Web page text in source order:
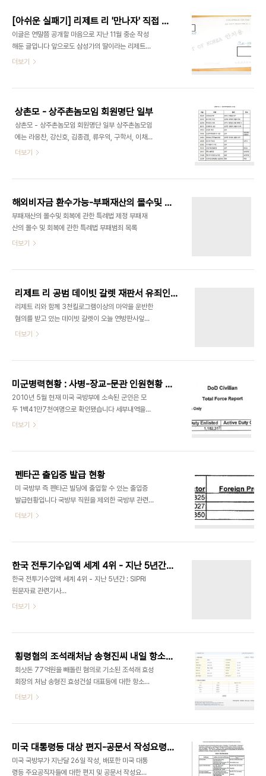
심이 있을 경우 언..
[아쉬운 실패기] 리제트 리 '만나자' 직접 연락 불구, 구치소 인터뷰 끝내 무산
이글은 연말쯤 공개할 마음으로 지난 11월 중순 작성
해둔 글입니다 앞으로도 삼성가의 딸이라는 리제트
리의 주장이 과연 진실인지 거짓인지 계속 밝힐 것을
http://andocu.tistory.com/3264 녹십자,
IMF때 '시설재산다' 외화조달뒤 로열패밀리 지원 -
재경원 신고서류등 발견 [다운로드]
http://andocu.tistory.com/3271 루비니교수
집샀다 : 3개월전 9월 1일 가계약뒤 12월 3일 매입
http://andocu.tistory.com/3276 녹십자 위조
걸 고려..
더보기
상촌모 - 상주촌놈모임 회원명단 일부
상촌모 - 상주촌놈모임 회원명단 일부 상주촌놈모임
에는 라응찬, 강신호, 김종겸, 류우익, 구학서, 이채
욱, 오해석, 김종태, 김건호, 이성규, 강덕수, 이희범,
더보기
해외비자금 환수가능-부패재산의 몰수및 회복에 관한 특례법 [법안전문]
부패재산의 몰수및 회복에 관한 특례법 제정 부패재
산의 몰수 및 회복에 관한 특례법 부패범죄 목록
더보기
리제트 리 공범 데이빗 갈렛 재판서 유죄인정
리제트 리와 함께 3천킬로그램이상의 마약을 운반한
혐의를 받고 있는 데이빗 갈렛이 오늘 연방판사앞에
서 유죄를 인정했습니다 데이빗 갈렛은 연방검사와
제트 리에게 매회 5만달러에서 6만달러를 주고 전세
기를 이용, 마약을 운반하게 한 혐의를 받고 있습니다
데이빗 갈렛은 현행법상 최소 10년에서 최고 종신형
을 받을 수 있지만 검찰과 유죄인정교섭에 합의했으
므로 형량이 크게 줄어 10년정도의 실형을 언도받을
럼부스지역 기자들뿐 아니라 미국 유력지에서도 콜
가 이병철 전 삼성회..
더보기
미군병력현황 : 사병-장교-문관 인원현황 2010년 5월현재
2010년 5월 현재 미국 국방부에 소속된 군인은 모
두 1백41만7천여명으로 확인됐습니다 세부내역을
보면 사병은 모두 1백11만8천여명이며 준사관을 포
더보기
펜타곤 출입증 발급 현황
미 국방부 즉 펜타곤 빌딩에 출입할 수 있는 출입증
발급현황입니다 국방부 직원을 제외한 국방부 관련
조달사업자, 언론인들에 대한 출입증 발급 현황입니
다 국방부가 외국언론에게 발급한 출입증은 2008
년과 2009년 18매, 2010년에는 16매 였습니다
국방부가 미국언론에게 발급한 출입증은 2008년 4
백30매, 2009년 4백2매, 2010년 3백18매로 집
계됐습니다 펜타곤 출입허가증 발급현황 2010
더보기
한국 전투기수입액 세계 4위 - 지난 5년간 : SIPRI 원문자료
한국 전투기수입액 세계 4위 - 지난 5년간 : SIPRI
원문자료 관련기사
http://news.chosun.com/site/data/html_dir/2010/11/10/2010111000994.html?
더보기
횡령혐의 조석래처남 송형진씨 내일 항소심선고 - 아직도 효성건설 대표이사?
회삿돈 77억원을 빼돌린 혐의로 기소된 조석래 효성
회장의 처남 송형진 효성건설 대표등에 대한 항소심
선고공판이 내일로 예정된 가운데 이들이 아직도 퇴
모이사는 아직도 효성건설의 대표이사와 이사로 등
재돼 있는 것으로 나타났습니다. 만약 공정거래위원
회 자료가 사실이라면 효성은 경영진이 1심에서 회사
더보기
미국 대통령등 대상 편지-공문서 작성요령 - 미국방부작성 201010
미국 국방부가 지난달 26일 작성, 배포한 미국 대통
령등 주요공직자들에 대한 편지 및 공문서 작성요령